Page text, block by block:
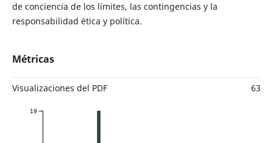
de conciencia de los límites, las contingencias y la
responsabilidad ética y política.
Métricas
Visualizaciones del PDF 63
19